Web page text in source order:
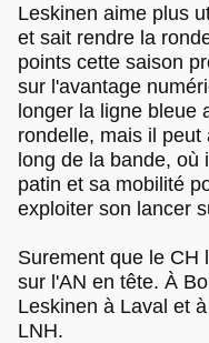
Leskinen aime plus
et sait rendre la
points cette saison
sur l'avantage
longer la ligne bleue
rondelle, mais il
long de la bande, où
patin et sa mobilité
exploiter son lancer
Surement que le CH
sur l'AN en tête. À
Leskinen à Laval et
LNH.